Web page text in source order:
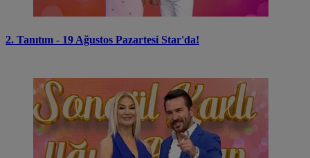
2. Tanıtım - 19 Ağustos Pazartesi Star'da!